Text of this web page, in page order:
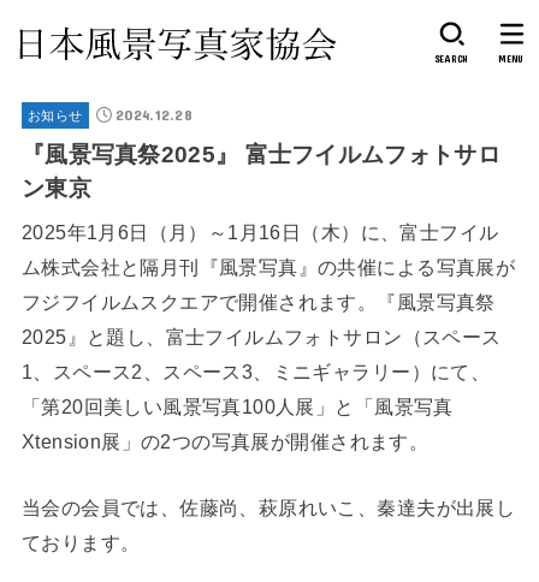
SEARCH MENU
お知らせ 2024.12.28
『風景写真祭2025』 富士フイルムフォトサロ
ン東京
2025年1月6日（月）～1月16日（木）に、富士フイル
ム株式会社と隔月刊『風景写真』の共催による写真展が
フジフイルムスクエアで開催されます。『風景写真祭
2025』と題し、富士フイルムフォトサロン（スペース
1、スペース2、スペース3、ミニギャラリー）にて、
「第20回美しい風景写真100人展」と「風景写真
Xtension展」の2つの写真展が開催されます。
当会の会員では、佐藤尚、萩原れいこ、秦達夫が出展し
ております。